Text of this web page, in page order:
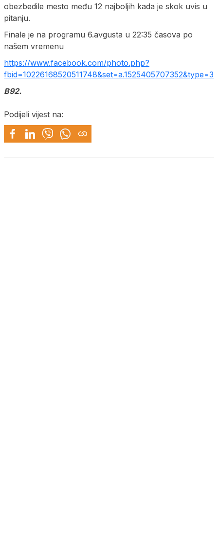
obezbedile mesto među 12 najboljih kada je skok uvis u
pitanju.
Finale je na programu 6.avgusta u 22:35 časova po
našem vremenu
https://www.facebook.com/photo.php?
fbid=10226168520511748&set=a.1525405707352&type=3
B92.
Podijeli vijest na: